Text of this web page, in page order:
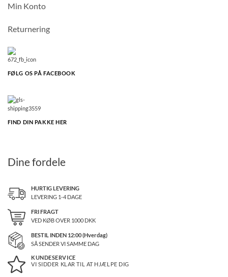
Min Konto
Returnering
FØLG OS PÅ FACEBOOK
FIND DIN PAKKE HER
Dine fordele
HURTIG LEVERING
LEVERING 1-4 DAGE
FRI FRAGT
VED KØB OVER 1000DKK
BESTIL INDEN 12:00 (Hverdag)
SÅ SENDER VI SAMME DAG
KUNDESERVICE
VI SIDDER KLAR TIL AT HJÆLPE DIG